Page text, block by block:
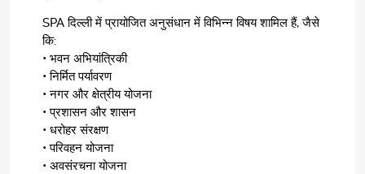
SPA दिल्ली में प्रायोजित अनुसंधान में विभिन्न विषय शामिल हैं, जैसे
कि:
• भवन अभियांत्रिकी
• निर्मित पर्यावरण
• नगर और क्षेत्रीय योजना
• प्रशासन और शासन
• धरोहर संरक्षण
• परिवहन योजना
• अवसंरचना योजना